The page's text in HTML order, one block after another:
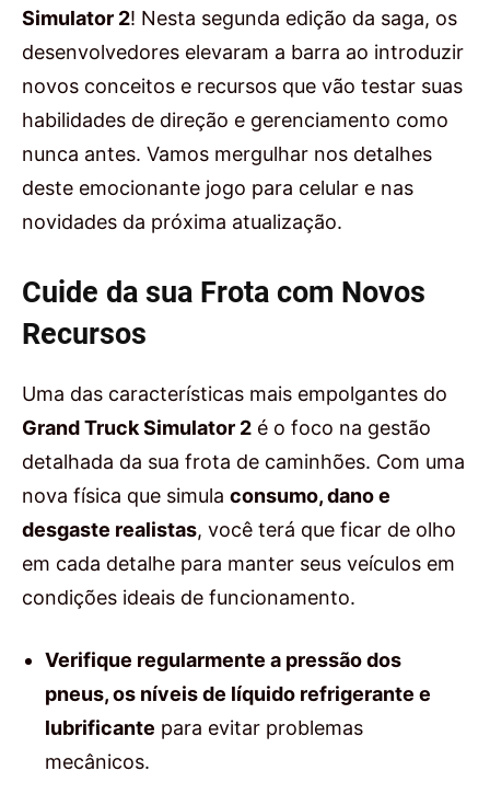
Simulator 2! Nesta segunda edição da saga, os
desenvolvedores elevaram a barra ao introduzir
novos conceitos e recursos que vão testar suas
habilidades de direção e gerenciamento como
nunca antes. Vamos mergulhar nos detalhes
deste emocionante jogo para celular e nas
novidades da próxima atualização.
Cuide da sua Frota com Novos
Recursos
Uma das características mais empolgantes do
Grand Truck Simulator 2 é o foco na gestão
detalhada da sua frota de caminhões. Com uma
nova física que simula consumo, dano e
desgaste realistas, você terá que ficar de olho
em cada detalhe para manter seus veículos em
condições ideais de funcionamento.
Verifique regularmente a pressão dos
pneus, os níveis de líquido refrigerante e
lubrificante para evitar problemas
mecânicos.